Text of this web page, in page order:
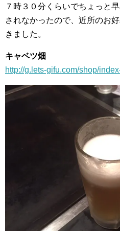
７時３０分くらいでちょっと
されなかったので、近所のお
きました。
キャベツ畑
http://g.lets-gifu.com/shop/